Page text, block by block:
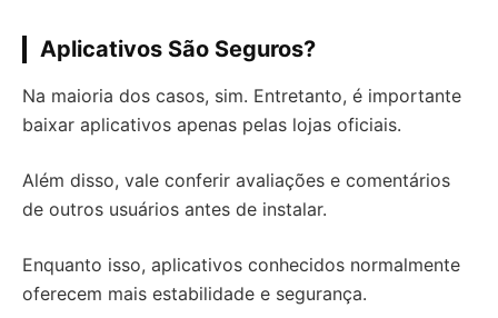
Aplicativos São Seguros?
Na maioria dos casos, sim. Entretanto, é importante
baixar aplicativos apenas pelas lojas oficiais.
Além disso, vale conferir avaliações e comentários
de outros usuários antes de instalar.
Enquanto isso, aplicativos conhecidos normalmente
oferecem mais estabilidade e segurança.